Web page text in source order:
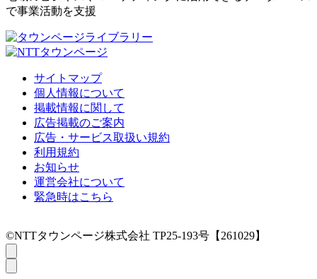
で事業活動を支援
サイトマップ
個人情報について
掲載情報に関して
広告掲載のご案内
広告・サービス取扱い規約
利用規約
お知らせ
運営会社について
緊急時はこちら
©NTTタウンページ株式会社 TP25-193号【261029】